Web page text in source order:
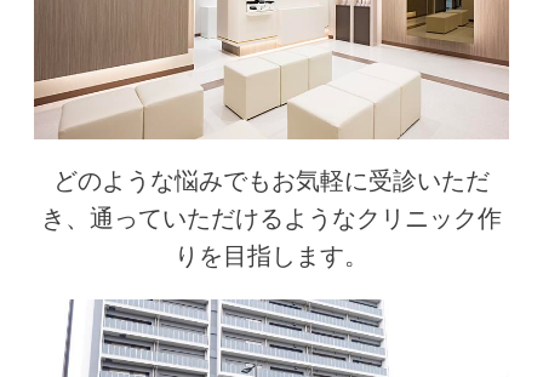
どのような悩みでもお気軽に受診いただ
き、通っていただけるようなクリニック作
りを目指します。